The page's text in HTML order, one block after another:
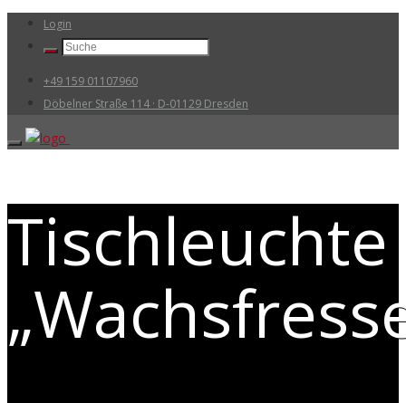
Login
+49 159 01107960
Döbelner Straße 114 · D-01129 Dresden
Tischleuchte